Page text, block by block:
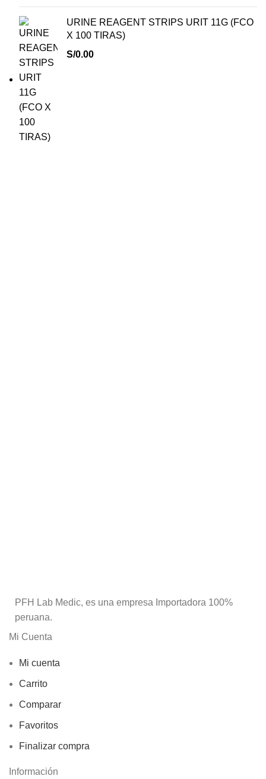
URINE REAGENT STRIPS URIT 11G (FCO
X 100 TIRAS)
S/0.00
PFH Lab Medic, es una empresa Importadora 100%
peruana.
Mi Cuenta
Mi cuenta
Carrito
Comparar
Favoritos
Finalizar compra
Información